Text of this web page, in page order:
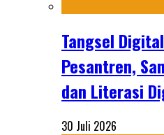
Tangsel
Pesantren,
dan Literasi
30 Juli 2026